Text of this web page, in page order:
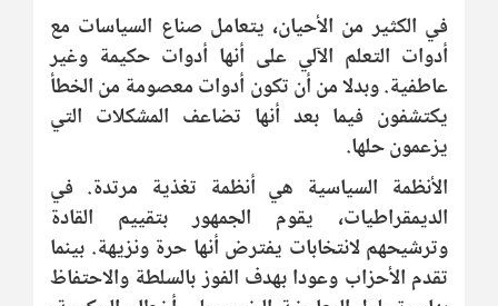
في الكثير من الأحيان، يتعامل صناع السياسات مع
أدوات التعلم الآلي على أنها أدوات حكيمة وغير
عاطفية. وبدلا من أن تكون أدوات معصومة من الخطأ
يكتشفون فيما بعد أنها تضاعف المشكلات التي
يزعمون حلها.
الأنظمة السياسية هي أنظمة تغذية مرتدة. في
الديمقراطيات، يقوم الجمهور بتقييم القادة
وترشيحهم لانتخابات يفترض أنها حرة ونزيهة. بينما
تقدم الأحزاب وعودا بهدف الفوز بالسلطة والاحتفاظ